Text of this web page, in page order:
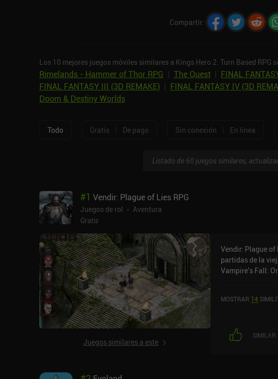
Compartir:
Los 10 mejores juegos móviles similares a Kings Hero 2: Turn Based RPG
Rimelands - Hammer of Thor RPG
The Quest| FINAL
FINAL FANTASY III (3D REMAKE)
FINAL FANTASY IV (3D
Doom & Destiny Worlds
Todo Gratis De pago Sin conexión En línea
Listado de 60 juegos similares,
#1 Vendir: Plague of Lies RPG
Juegos de rol
Aventura
Gratis
Juegos similares a este
Vendir: Plague
partidas de la
Vampire's Fall:
asombroso.Tras
misiones,
MOSTRAR 14
SIMILAR